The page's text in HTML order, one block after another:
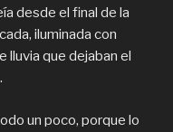
desde el final de la
iluminada con
lluvia que dejaban el
un poco, porque lo